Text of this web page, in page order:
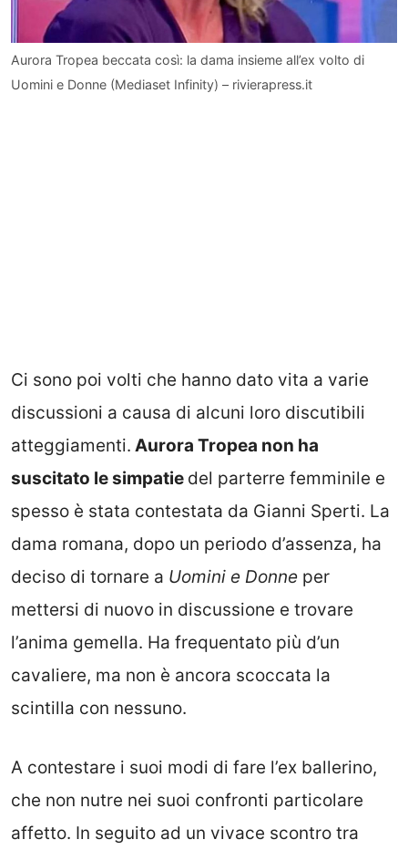
Aurora Tropea beccata così: la dama insieme all’ex volto di
Uomini e Donne (Mediaset Infinity) – rivierapress.it
Ci sono poi volti che hanno dato vita a varie
discussioni a causa di alcuni loro discutibili
atteggiamenti. Aurora Tropea non ha
suscitato le simpatie del parterre femminile e
spesso è stata contestata da Gianni Sperti. La
dama romana, dopo un periodo d’assenza, ha
deciso di tornare a Uomini e Donne per
mettersi di nuovo in discussione e trovare
l’anima gemella. Ha frequentato più d’un
cavaliere, ma non è ancora scoccata la
scintilla con nessuno.
A contestare i suoi modi di fare l’ex ballerino,
che non nutre nei suoi confronti particolare
affetto. In seguito ad un vivace scontro tra